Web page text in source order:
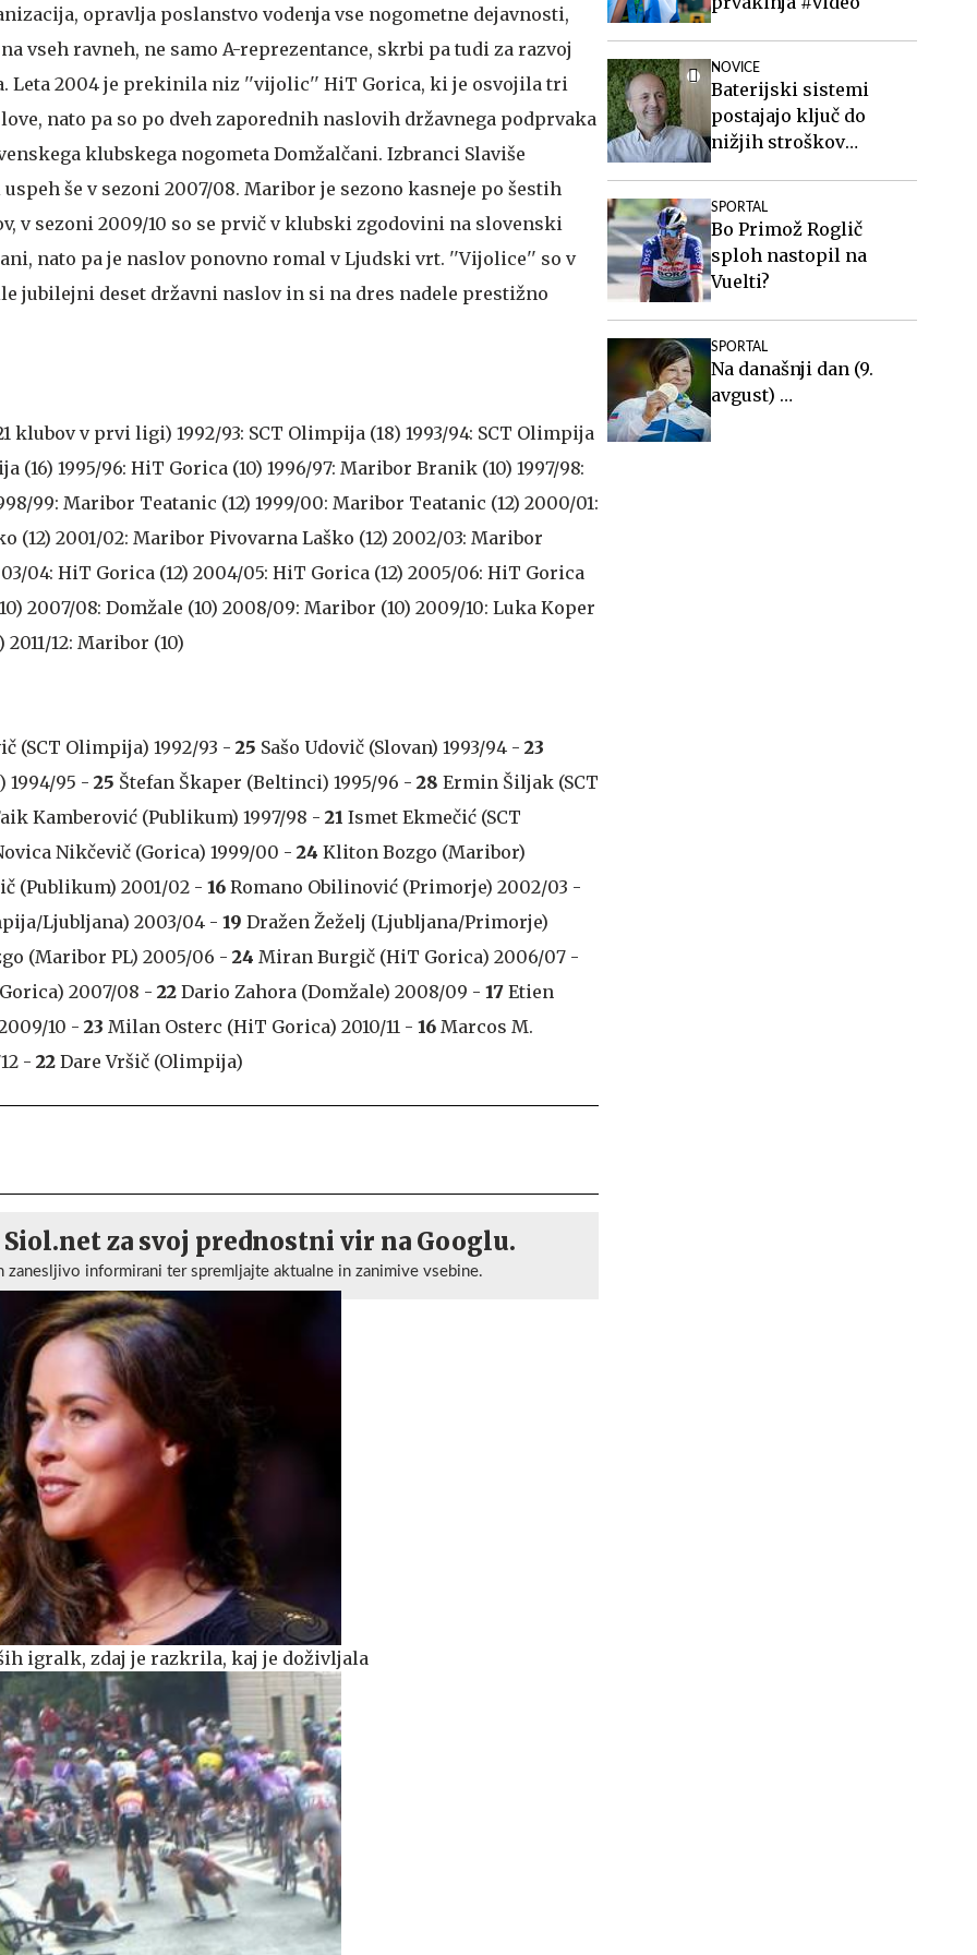
opravlja poslanstvo vodenja vse nogometne dejavnosti,
vseh ravneh, ne samo A-reprezentance, skrbi pa tudi za razvoj
Leta 2004 je prekinila niz ''vijolic'' HiT Gorica, ki je osvojila tri
nato pa so po dveh zaporednih naslovih državnega podprvaka
klubskega nogometa Domžalčani. Izbranci Slaviše
še v sezoni 2007/08. Maribor je sezono kasneje po šestih
v sezoni 2009/10 so se prvič v klubski zgodovini na slovenski
nato pa je naslov ponovno romal v Ljudski vrt. ''Vijolice'' so v
jubilejni deset državni naslov in si na dres nadele prestižno
klubov v prvi ligi) 1992/93: SCT Olimpija (18) 1993/94: SCT Olimpija
(16) 1995/96: HiT Gorica (10) 1996/97: Maribor Branik (10) 1997/98:
99: Maribor Teatanic (12) 1999/00: Maribor Teatanic (12) 2000/01:
(12) 2001/02: Maribor Pivovarna Laško (12) 2002/03: Maribor
04: HiT Gorica (12) 2004/05: HiT Gorica (12) 2005/06: HiT Gorica
2007/08: Domžale (10) 2008/09: Maribor (10) 2009/10: Luka Koper
2011/12: Maribor (10)
(SCT Olimpija) 1992/93 - 25 Sašo Udovič (Slovan) 1993/94 - 23
1994/95 - 25 Štefan Škaper (Beltinci) 1995/96 - 28 Ermin Šiljak (SCT
Kamberović (Publikum) 1997/98 - 21 Ismet Ekmečić (SCT
Nikčevič (Gorica) 1999/00 - 24 Kliton Bozgo (Maribor)
(Publikum) 2001/02 - 16 Romano Obilinović (Primorje) 2002/03 -
Ljubljana) 2003/04 - 19 Dražen Žeželj (Ljubljana/Primorje)
(Maribor PL) 2005/06 - 24 Miran Burgič (HiT Gorica) 2006/07 -
2007/08 - 22 Dario Zahora (Domžale) 2008/09 - 17 Etien
10 - 23 Milan Osterc (HiT Gorica) 2010/11 - 16 Marcos M.
- 22 Dare Vršič (Olimpija)
za svoj prednostni vir na Googlu.
zanesljivo informirani ter spremljajte aktualne in zanimive vsebine.
igralk, zdaj je razkrila, kaj je doživljala
NOVICE
Baterijski sistemi
postajajo ključ do
nižjih stroškov
SPORTAL
Bo Primož Roglič
sploh nastopil na
Vuelti?
SPORTAL
Na današnji dan (9.
avgust) …